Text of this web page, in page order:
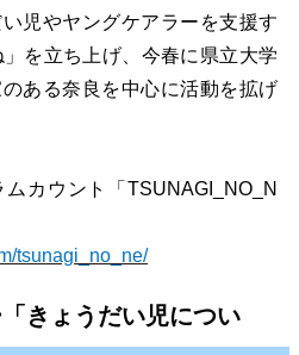
児やヤングケアラーを支援す
を立ち上げ、今春に県立大学
ある奈良を中心に活動を拡げ
カウント「TSUNAGI_NO_N
tsunagi_no_ne/
きょうだい児につい